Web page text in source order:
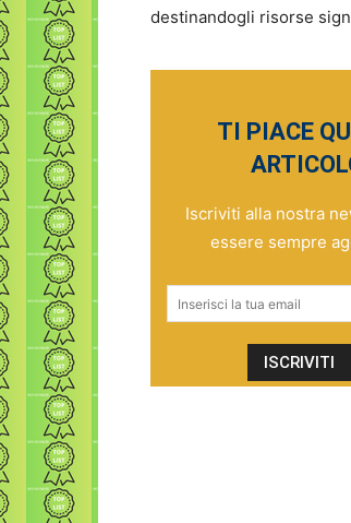
destinandogli risorse
TI PIACE
Iscriviti alla nostra
essere sempre